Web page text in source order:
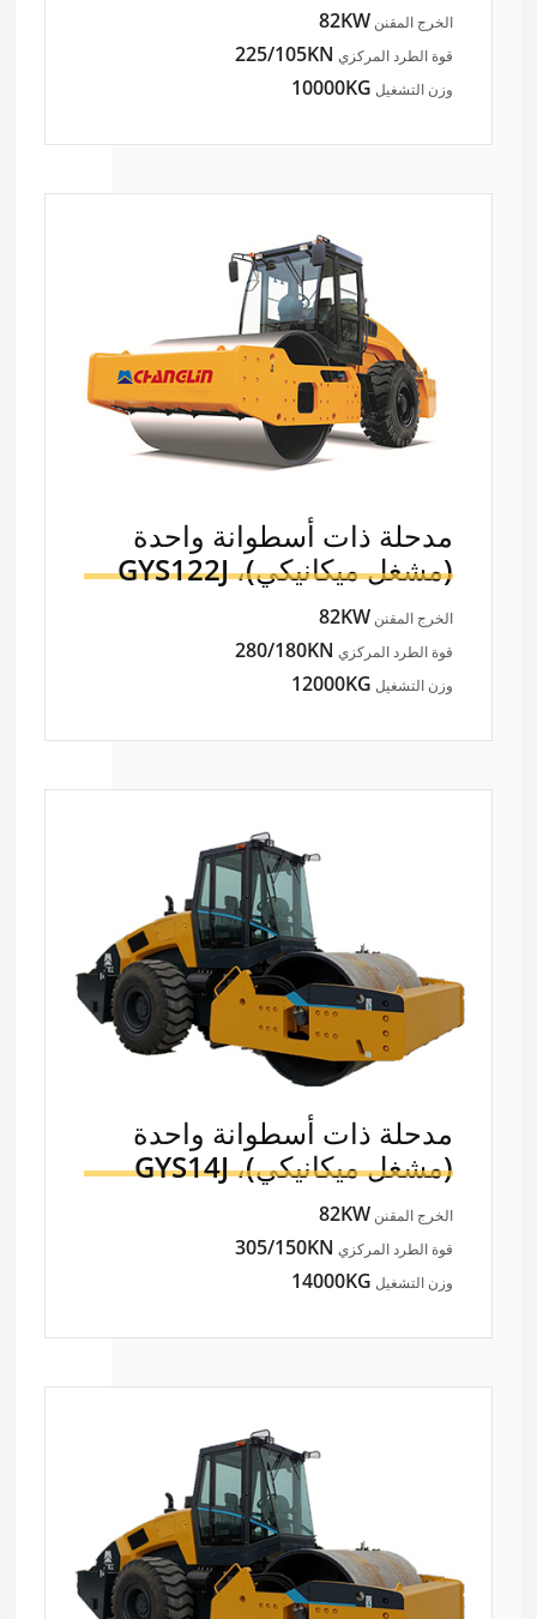
الخرج المقنن82KW
قوة الطرد المركزي 225/105KN
وزن التشغيل 10000KG
مدحلة ذات أسطوانة واحدة
(مشغل ميكانيكي)،GYS122J
الخرج المقنن82KW
قوة الطرد المركزي 280/180KN
وزن التشغيل 12000KG
مدحلة ذات أسطوانة واحدة
(مشغل ميكانيكي)،GYS14J
الخرج المقنن82KW
قوة الطرد المركزي 305/150KN
وزن التشغيل 14000KG